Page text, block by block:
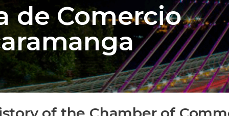
de Comercio